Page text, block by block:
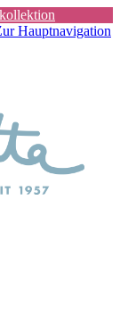
Hauptnavigation